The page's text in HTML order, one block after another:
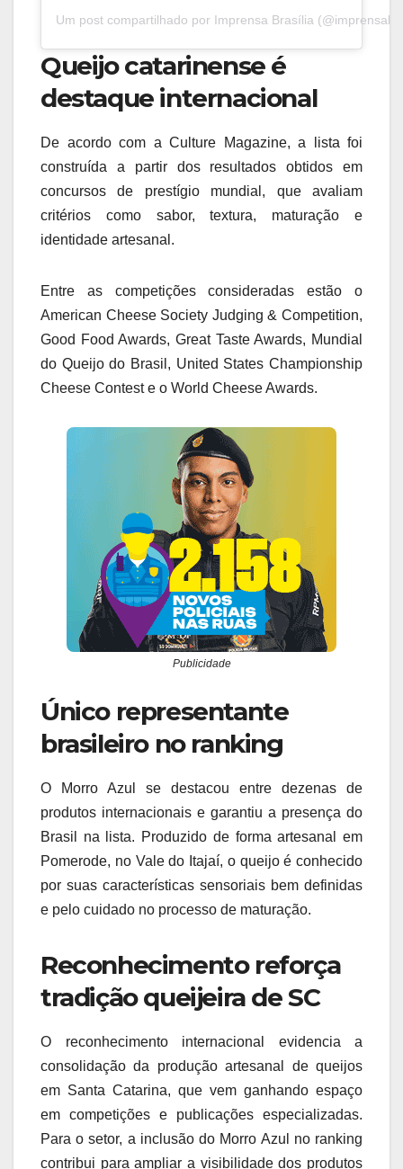
Um post compartilhado por Imprensa Brasília
Queijo catarinense é
destaque internacional
De acordo com a Culture Magazine, a lista foi
construída a partir dos resultados obtidos em
concursos de prestígio mundial, que avaliam
critérios como sabor, textura, maturação e
identidade artesanal.
Entre as competições consideradas estão o
American Cheese Society Judging & Competition,
Good Food Awards, Great Taste Awards, Mundial
do Queijo do Brasil, United States Championship
Cheese Contest e o World Cheese Awards.
Publicidade
Único representante
brasileiro no ranking
O Morro Azul se destacou entre dezenas de
produtos internacionais e garantiu a presença do
Brasil na lista. Produzido de forma artesanal em
Pomerode, no Vale do Itajaí, o queijo é conhecido
por suas características sensoriais bem definidas
e pelo cuidado no processo de maturação.
Reconhecimento reforça
tradição queijeira de SC
O reconhecimento internacional evidencia a
consolidação da produção artesanal de queijos
em Santa Catarina, que vem ganhando espaço
em competições e publicações especializadas.
Para o setor, a inclusão do Morro Azul no ranking
contribui para ampliar a visibilidade dos produtos